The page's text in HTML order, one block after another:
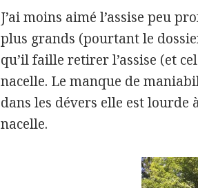
J’ai moins aimé l’assise peu
plus grands (pourtant le
qu’il faille retirer l’assise (et
nacelle. Le manque de
dans les dévers elle est
nacelle.